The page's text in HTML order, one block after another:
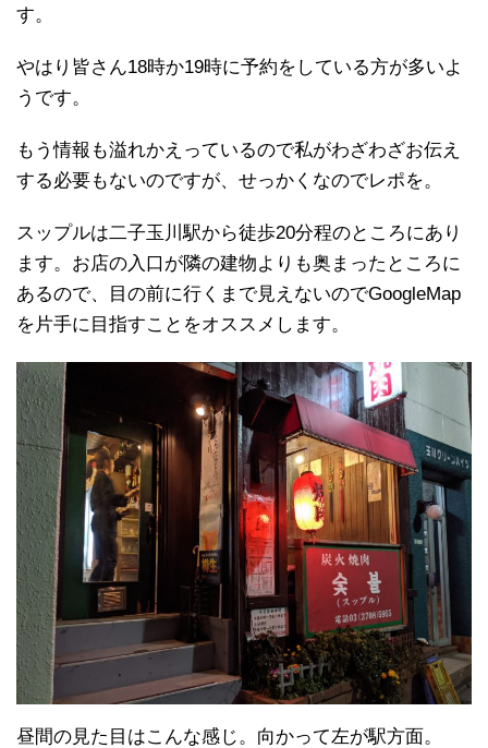
す。
やはり皆さん18時か19時に予約をしている方が多いよ
うです。
もう情報も溢れかえっているので私がわざわざお伝え
する必要もないのですが、せっかくなのでレポを。
スップルは二子玉川駅から徒歩20分程のところにあり
ます。お店の入口が隣の建物よりも奥まったところに
あるので、目の前に行くまで見えないのでGoogleMap
を片手に目指すことをオススメします。
昼間の見た目はこんな感じ。向かって左が駅方面。